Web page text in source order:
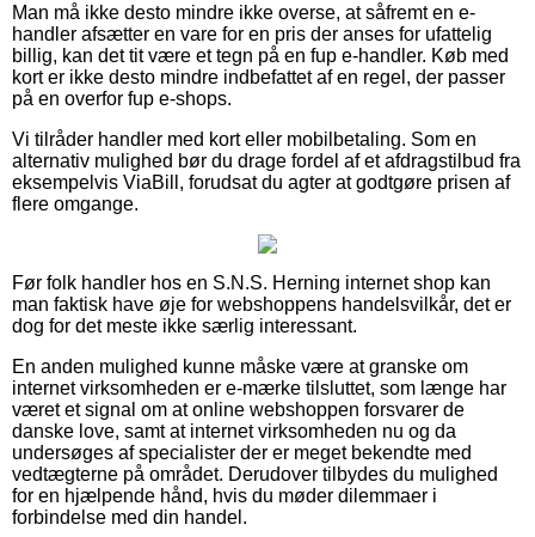
Man må ikke desto mindre ikke overse, at såfremt en e-
handler afsætter en vare for en pris der anses for ufattelig
billig, kan det tit være et tegn på en fup e-handler. Køb med
kort er ikke desto mindre indbefattet af en regel, der passer
på en overfor fup e-shops.
Vi tilråder handler med kort eller mobilbetaling. Som en
alternativ mulighed bør du drage fordel af et afdragstilbud fra
eksempelvis ViaBill, forudsat du agter at godtgøre prisen af
flere omgange.
Før folk handler hos en S.N.S. Herning internet shop kan
man faktisk have øje for webshoppens handelsvilkår, det er
dog for det meste ikke særlig interessant.
En anden mulighed kunne måske være at granske om
internet virksomheden er e-mærke tilsluttet, som længe har
været et signal om at online webshoppen forsvarer de
danske love, samt at internet virksomheden nu og da
undersøges af specialister der er meget bekendte med
vedtægterne på området. Derudover tilbydes du mulighed
for en hjælpende hånd, hvis du møder dilemmaer i
forbindelse med din handel.